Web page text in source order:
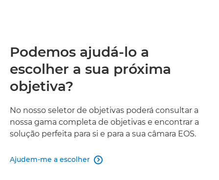
Podemos ajudá-lo a
escolher a sua próxima
objetiva?
No nosso seletor de objetivas poderá consultar a
nossa gama completa de objetivas e encontrar a
solução perfeita para si e para a sua câmara EOS.
Ajudem-me a escolher 